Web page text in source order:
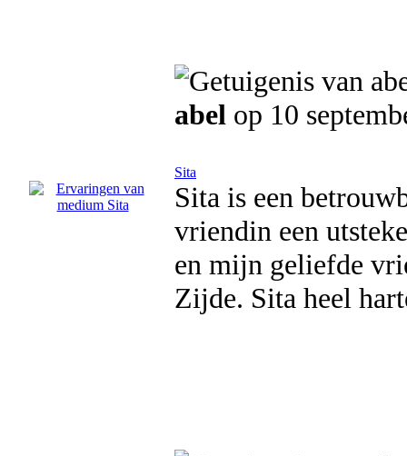
abel op 10
Sita
Sita is een
vriendin een
en mijn geliefde
Zijde. Sita heel